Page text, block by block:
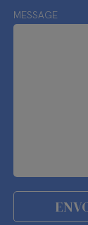
MESSAGE